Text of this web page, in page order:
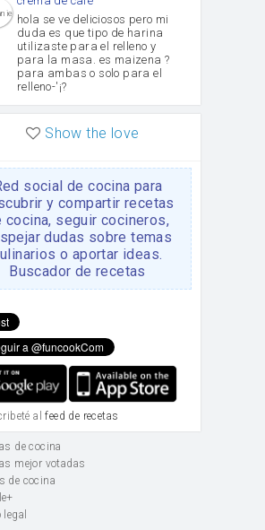
hola se ve deliciosos pero mi
duda es que tipo de harina
utilizaste para el relleno y
para la masa. es maizena ?
para ambas o solo para el
relleno-'¡?
Show the love
social de cocina para
y compartir recetas
cocina, seguir cocineros,
dudas sobre temas
o aportar ideas.
Buscador de recetas
alfeed de recetas
de cocina
mejor votadas
de cocina